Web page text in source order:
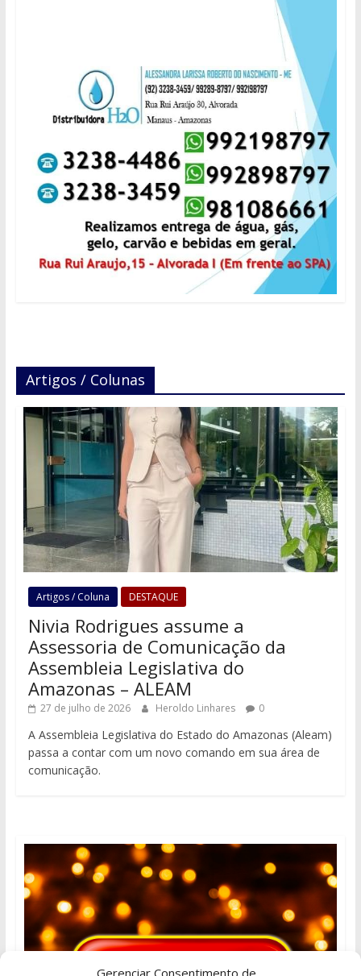
Gerenciar Consentimento de
Artigos / Colunas
Artigos / Coluna DESTAQUE
Nivia Rodrigues assume a
Assessoria de Comunicação da
Assembleia Legislativa do
Amazonas – ALEAM
27 de julho de 2026 Heroldo Linhares 0
A Assembleia Legislativa do Estado do Amazonas (Aleam)
passa a contar com um novo comando em sua área de
comunicação.